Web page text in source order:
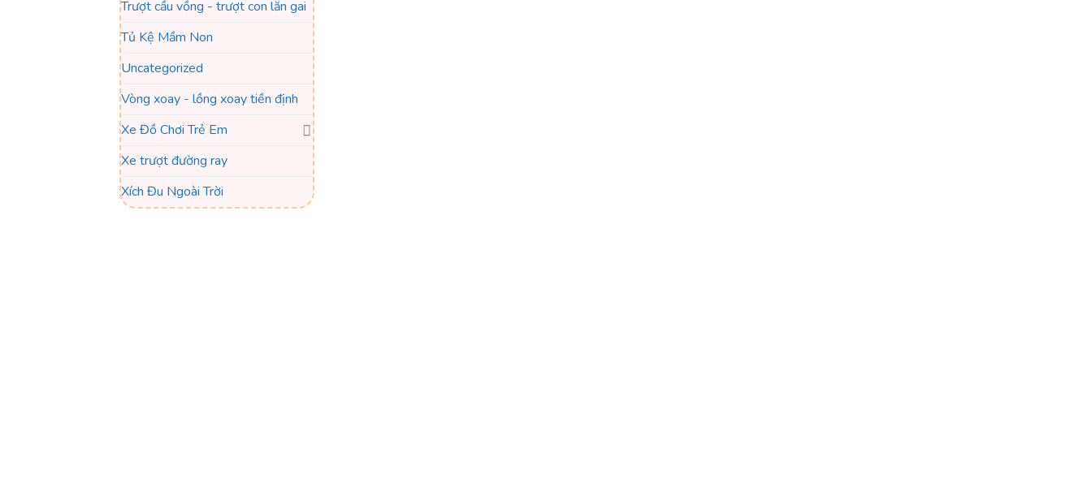
Trượt cầu vồng - trượt con lăn gai
Tủ Kệ Mầm Non
Uncategorized
Vòng xoay - lồng xoay tiền định
Xe Đồ Chơi Trẻ Em
Xe trượt đường ray
Xích Đu Ngoài Trời